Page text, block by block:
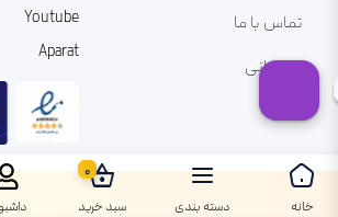
تماس با ما
پشتیبانی
Youtube
Aparat
خانه دسته بندی
0
سبد خرید